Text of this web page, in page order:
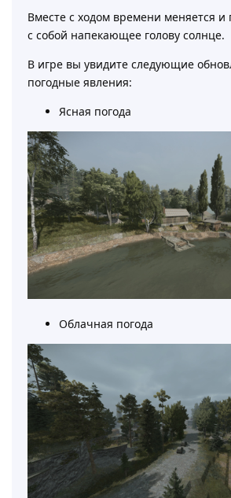
Вместе с ходом времени меняется и
с собой напекающее голову солнце.
В игре вы увидите следующие
погодные явления:
Ясная погода
Облачная погода